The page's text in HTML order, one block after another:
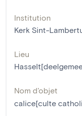
Institution
Kerk Sint-
Lieu
Nom d'objet
calice[culte